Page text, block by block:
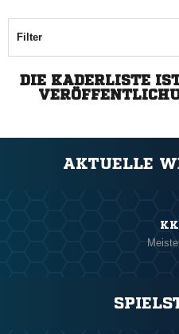
Filter
DIE KADERLISTE
AKTUELLE